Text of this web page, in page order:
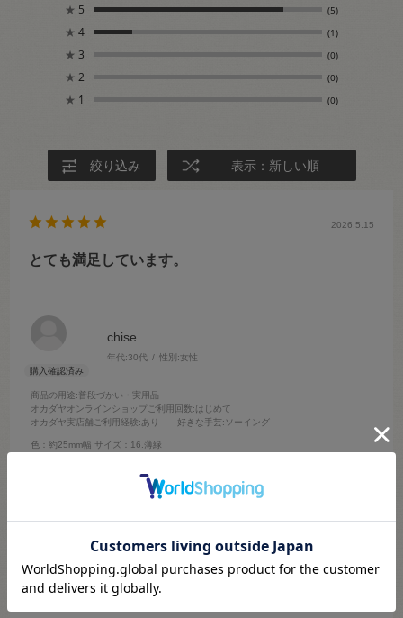
★ 5 (5)
★ 4 (1)
★ 3 (0)
★ 2 (0)
★ 1 (0)
絞り込み 表示：新しい順
chise
年代:30代 性別:女性
商品の用途:普段づかい・実用品
オカダヤオンラインショップご利用回数:はじめて
オカダヤ実店舗ご利用経験:あり 好きな手芸:ソーイング
色：約25mm幅 サイズ：16.薄緑
2026.5.15
とても満足しています。
また、すぐに発送していただき助かりました！
参考になった 0 Like!